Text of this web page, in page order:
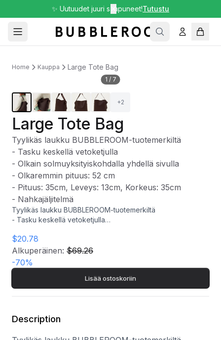
✨ Uutuudet juuri saapuneet!Tutustu
Home Kauppa Large Tote Bag
1 / 7
+2
Large Tote Bag
Tyylikäs laukku BUBBLEROOM-tuotemerkiltä
- Tasku keskellä vetoketjulla
- Olkain solmuyksityiskohdalla yhdellä sivulla
- Olkaremmin pituus: 52 cm
- Pituus: 35cm, Leveys: 13cm, Korkeus: 35cm
- Nahkajäljitelmä
Tyylikäs laukku BUBBLEROOM-tuotemerkiltä
- Tasku keskellä vetoketjulla
- Olkaremmin pituus: 52 cm
- Pituus: 35cm, Leveys: 13cm, Korkeus: 35cm
- Nahkajäljitelmä
$20.78
Alkuperäinen: $69.26
-70%
Lisää ostoskoriin
Description